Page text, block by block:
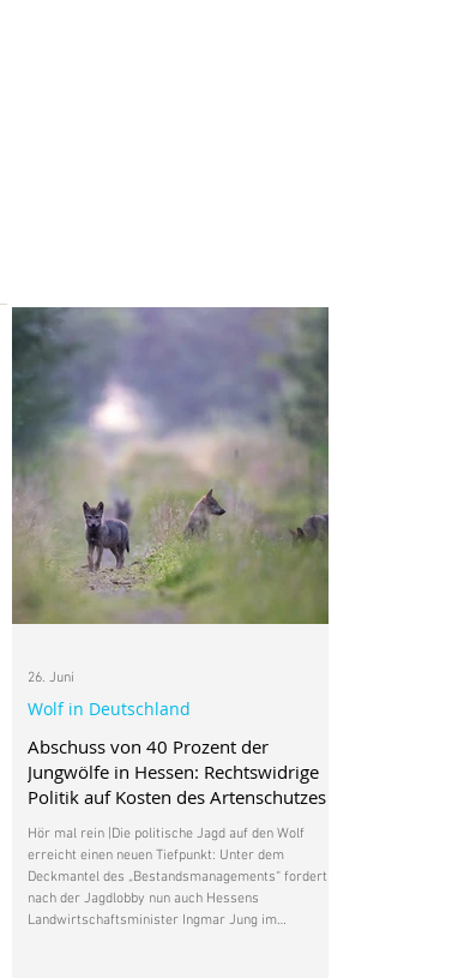
Abschuss von 40 Prozent der
Jungwölfe in Hessen: Rechtswidrige
Politik auf Kosten des Artenschutzes
Hör mal rein |Die politische Jagd auf den Wolf
erreicht einen neuen Tiefpunkt: Unter dem
Deckmantel des „Bestandsmanagements“ fordert
nach der Jagdlobby nun auch Hessens
Landwirtschaftsminister Ingmar Jung im
Wolf in Deutschland
26. Juni